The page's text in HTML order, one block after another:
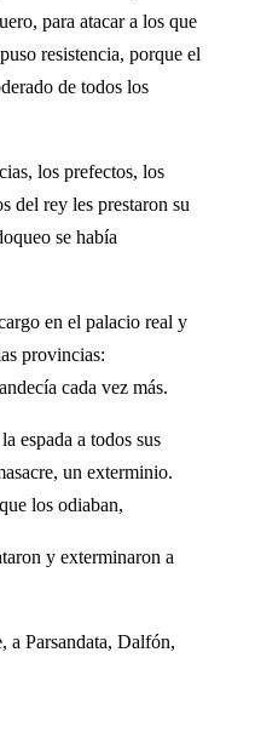
para atacar a los que
resistencia, porque el
de todos los
los prefectos, los
del rey les prestaron su
se había
en el palacio real y
provincias:
cada vez más.
espada a todos sus
un exterminio.
los odiaban,
y exterminaron a
a Parsandata, Dalfón,